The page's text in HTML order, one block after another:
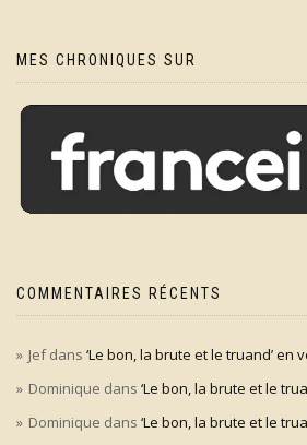
MES CHRONIQUES SUR
COMMENTAIRES RÉCENTS
Jefdans ‘Le bon, la brute et le truand’ en
Dominique dans ‘Le bon, la brute et le
Dominique dans ‘Le bon, la brute et le